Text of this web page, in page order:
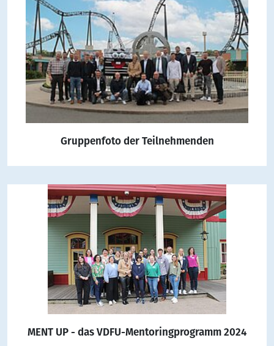
Gruppenfoto der Teilnehmenden
MENT UP - das VDFU-Mentoringprogramm 2024